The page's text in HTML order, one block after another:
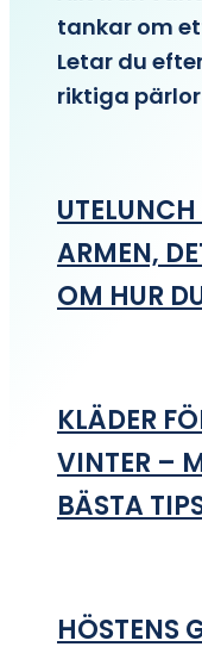
tankar om
Letar du
riktiga
ARMEN,
OM HUR
KLÄDER
VINTER –
BÄSTA
HÖSTENS